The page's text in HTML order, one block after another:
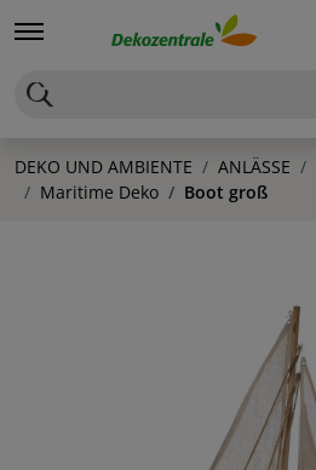
DEKO UND AMBIENTE ANLÄSSE
Maritime Deko
Boot groß